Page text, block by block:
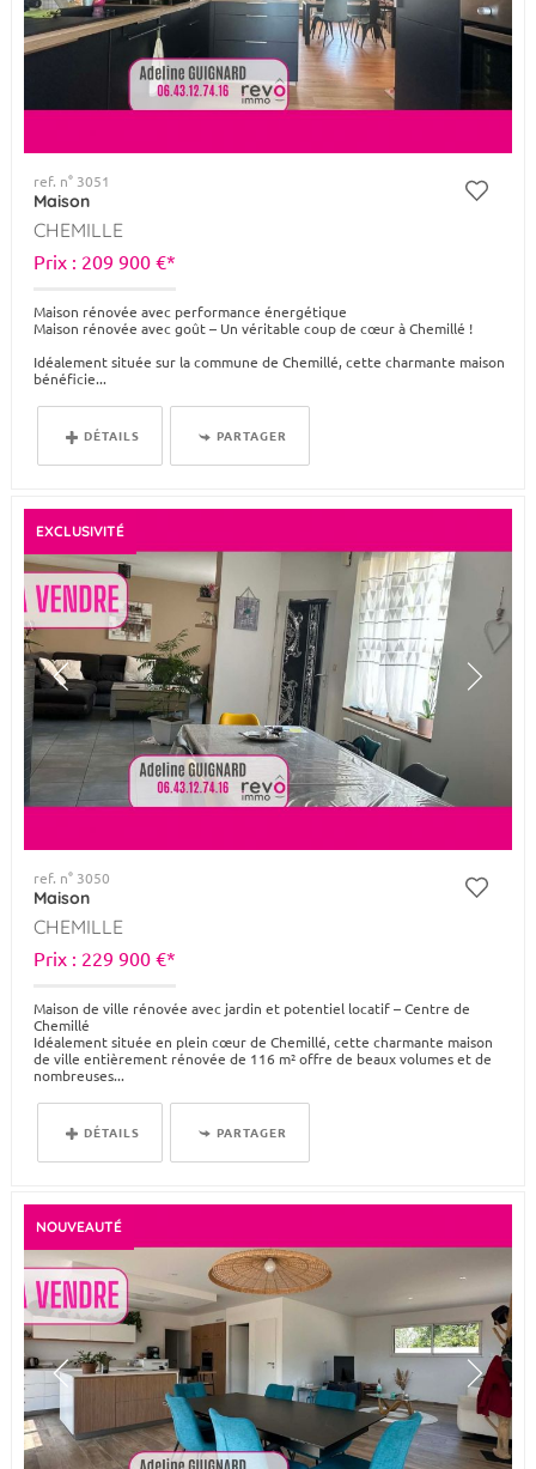
ref. n° 3051
Maison
CHEMILLE
Prix : 209 900 €*
Maison rénovée avec performance énergétique
Maison rénovée avec goût – Un véritable coup de cœur à Chemillé !
Idéalement située sur la commune de Chemillé, cette charmante maison
bénéficie...
DÉTAILS PARTAGER
EXCLUSIVITÉ
ref. n° 3050
Maison
CHEMILLE
Prix : 229 900 €*
Maison de ville rénovée avec jardin et potentiel locatif – Centre de
Chemillé
Idéalement située en plein cœur de Chemillé, cette charmante maison
de ville entièrement rénovée de 116 m² offre de beaux volumes et de
nombreuses...
DÉTAILS PARTAGER
NOUVEAUTÉ